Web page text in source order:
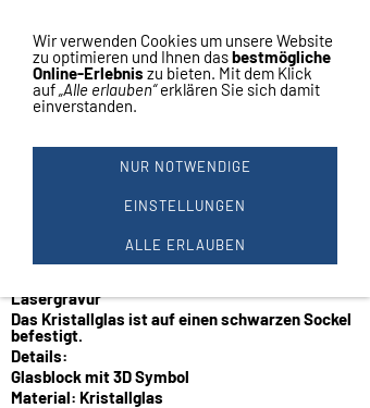
Navigation einblenden
Kristallglas Trophäe
mit 3D Lasergravur
Sockelhöhe 38 / 29 / 25 mm
Zahlungs- und Versandbedingungen:
Lasergravur
Das Kristallglas ist auf einen schwarzen Sockel
befestigt.
Details:
Glasblock mit 3D Symbol
Material: Kristallglas
Wir verwenden Cookies um unsere Website
zu optimieren und Ihnen dasbestmögliche
Online-Erlebnis zu bieten. Mit dem Klick
auf„Alle erlauben“erklären Sie sich damit
einverstanden.
NUR NOTWENDIGE
EINSTELLUNGEN
ALLE ERLAUBEN